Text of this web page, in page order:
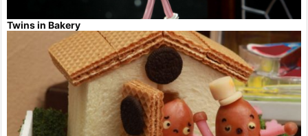
Twins in Bakery